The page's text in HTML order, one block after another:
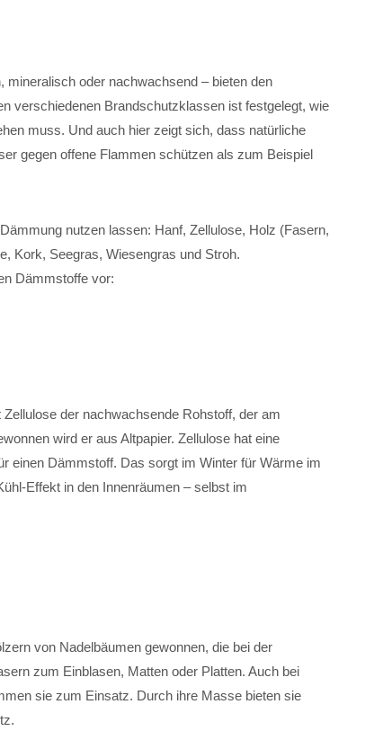
oder nachwachsend – bieten den
verschiedenen Brandschutzklassen ist festgelegt, wie
muss. Und auch hier zeigt sich, dass natürliche
gegen offene Flammen schützen als zum Beispiel
nutzen lassen: Hanf, Zellulose, Holz (Fasern,
Kork, Seegras, Wiesengras und Stroh.
Dämmstoffe vor:
der nachwachsende Rohstoff, der am
wird er aus Altpapier. Zellulose hat eine
einen Dämmstoff. Das sorgt im Winter für Wärme im
Effekt in den Innenräumen – selbst im
von Nadelbäumen gewonnen, die bei der
zum Einblasen, Matten oder Platten. Auch bei
sie zum Einsatz. Durch ihre Masse bieten sie